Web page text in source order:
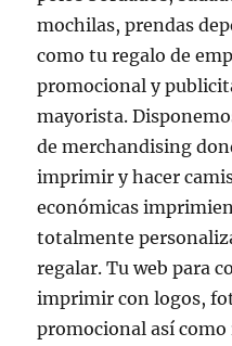
mochilas, prendas
como tu regalo de
promocional y
mayorista.
de merchandising
imprimir y hacer
económicas
totalmente
regalar. Tu web para
imprimir con logos,
promocional así